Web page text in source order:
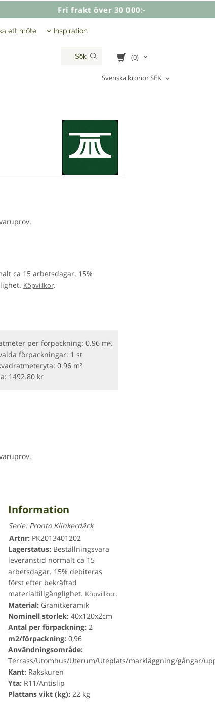
Fri frakt över 30 000:-
ett möte Inspiration
(0)
Svenska kronor SEK
ca 15 arbetsdagar. 15%
Köpvillkor.
per förpackning: 0.96 m².
förpackningar: 1 st
0.96 m²
1492.80 kr
Information
Serie: Pronto Klinkerdäck
Artnr:PK2013401202
Lagerstatus:Beställningsvara
leveranstid normalt ca 15
arbetsdagar. 15% debiteras
först efter bekräftad
materialtillgänglighet. Köpvillkor.
Material:Granitkeramik
Nominell storlek:40x120x2cm
Antal per förpackning:2
m2/förpackning:0,96
Användningsområde:
Terrass/Utomhus/Uterum/Uteplats/markläggning/gångar/
Kant:Rakskuren
Yta:R11/Antislip
Plattans vikt (kg):22 kg